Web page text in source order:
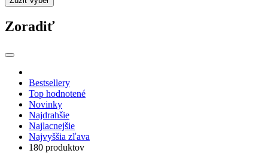
Zoradiť
Bestsellery
Top hodnotené
Novinky
Najdrahšie
Najlacnejšie
Najvyššia zľava
180 produktov